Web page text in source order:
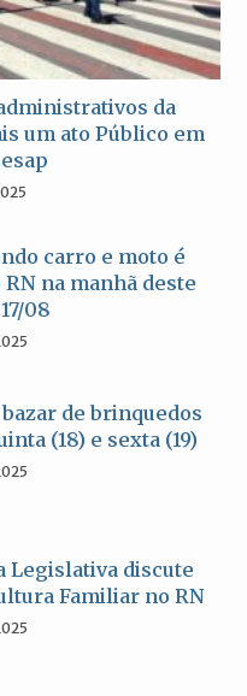
da
um ato Público em
carro e moto é
na manhã deste
08
de brinquedos
(18) e sexta (19)
Legislativa discute
Familiar no RN